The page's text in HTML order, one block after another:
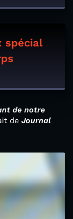
spécial
de notre
de Journal